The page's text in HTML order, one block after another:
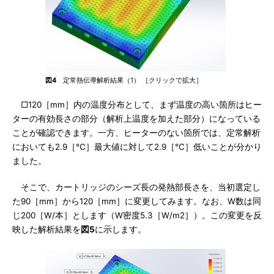
図4 定常熱伝導解析結果（1） ［クリックで拡大］
□120［mm］内の温度分布として、まず温度の高い箇所はヒー
ターの有効長さの部分（解析上温度を加えた部分）になっている
ことが確認できます。一方、ヒーターのない箇所では、定常解析
においても2.9［℃］最大値に対して2.9［℃］低いことが分かり
ました。
そこで、カートリッジのシーズ長の発熱部長さを、当初選定し
た90［mm］から120［mm］に変更してみます。なお、W数は同
じ200［W/本］とします（W密度5.3［W/m2］）。この変更を反
映した解析結果を図5に示します。